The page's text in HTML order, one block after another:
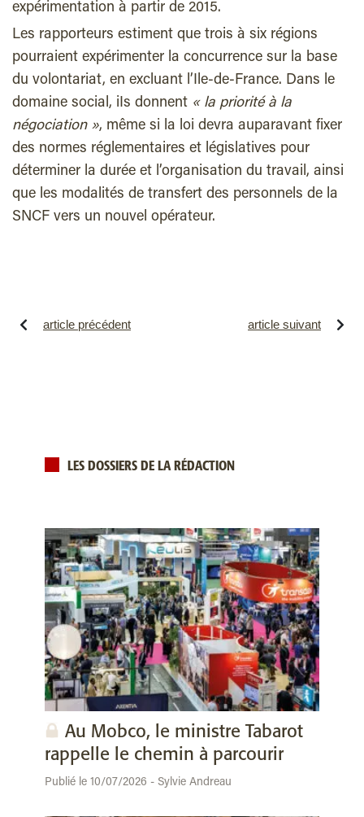
expérimentation à partir de 2015.
Les rapporteurs estiment que trois à six régions
pourraient expérimenter la concurrence sur la base
du volontariat, en excluant l’Ile-de-France. Dans le
domaine social, iIs donnent « la priorité à la
négociation », même si la loi devra auparavant fixer
des normes réglementaires et législatives pour
déterminer la durée et l’organisation du travail, ainsi
que les modalités de transfert des personnels de la
SNCF vers un nouvel opérateur.
article précédent article suivant
LES DOSSIERS DE LA RÉDACTION
Au Mobco, le ministre Tabarot
rappelle le chemin à parcourir
Publié le 10/07/2026 - Sylvie Andreau